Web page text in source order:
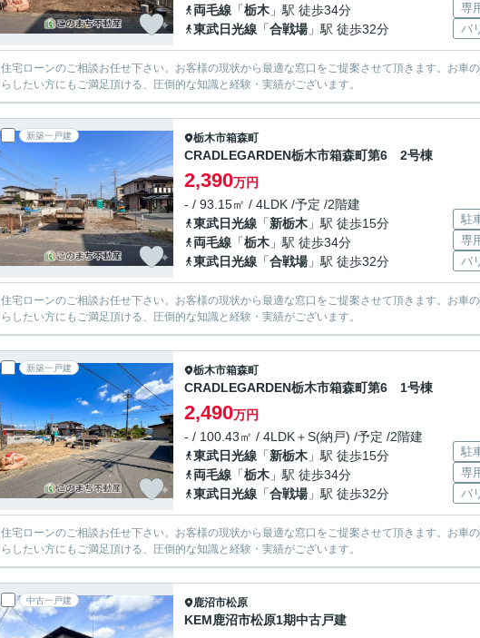
両毛線 「栃木 」駅 徒歩34分
東武日光線 「合戦場」駅 徒歩32分
専
バ
住宅ローンのご相談お任せ下さい。お客様の現状から最適な窓口をご提案させて頂きます。お車
らしたい方にもご満足頂ける、圧倒的な知識と経験・実績がございます。
新築一戸建 栃木市箱森町
CRADLEGARDEN栃木市箱森町第6 2号棟
2,390万円
- / 93.15㎡ / 4LDK /予定 /2階建
東武日光線 「新栃木 」駅 徒歩15分
両毛線 「栃木 」駅 徒歩34分
東武日光線 「合戦場」駅 徒歩32分
駐
専
バ
住宅ローンのご相談お任せ下さい。お客様の現状から最適な窓口をご提案させて頂きます。お車
らしたい方にもご満足頂ける、圧倒的な知識と経験・実績がございます。
新築一戸建 栃木市箱森町
CRADLEGARDEN栃木市箱森町第6 1号棟
2,490万円
- / 100.43㎡ / 4LDK＋S(納戸) /予定 /2階建
東武日光線 「新栃木 」駅 徒歩15分
両毛線 「栃木 」駅 徒歩34分
東武日光線 「合戦場」駅 徒歩32分
駐
専
バ
住宅ローンのご相談お任せ下さい。お客様の現状から最適な窓口をご提案させて頂きます。お車
らしたい方にもご満足頂ける、圧倒的な知識と経験・実績がございます。
中古一戸建 鹿沼市松原
KEM鹿沼市松原1期中古戸建